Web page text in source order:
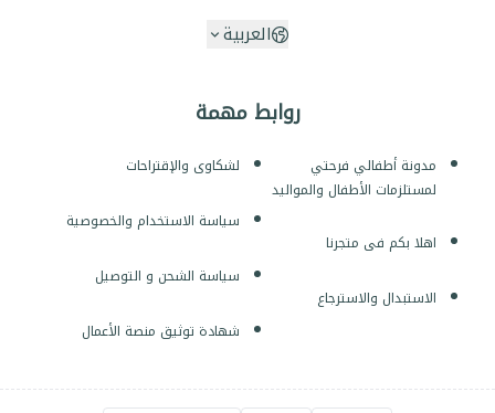
روابط مهمة
مدونة أطفالي فرحتي
لمستلزمات الأطفال والمواليد
اهلا بكم فى متجرنا
الاستبدال والاسترجاع
لشكاوى والإقتراحات
سياسة الاستخدام والخصوصية
سياسة الشحن و التوصيل
شهادة توثيق منصة الأعمال
العربية